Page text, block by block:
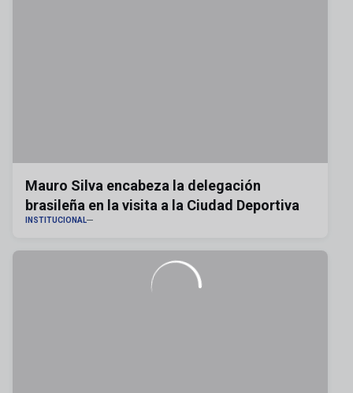
Mauro Silva encabeza la delegación
brasileña en la visita a la Ciudad Deportiva
INSTITUCIONAL